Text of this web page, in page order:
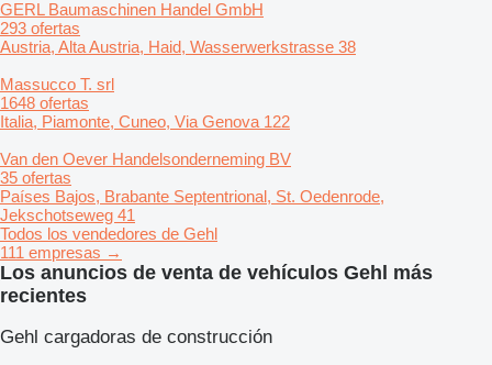
GERL Baumaschinen Handel GmbH
293 ofertas
Austria, Alta Austria, Haid, Wasserwerkstrasse 38
Massucco T. srl
1648 ofertas
Italia, Piamonte, Cuneo, Via Genova 122
Van den Oever Handelsonderneming BV
35 ofertas
Países Bajos, Brabante Septentrional, St. Oedenrode,
Jekschotseweg 41
Todos los vendedores de Gehl
111 empresas →
Los anuncios de venta de vehículos Gehl más
recientes
Gehl cargadoras de construcción